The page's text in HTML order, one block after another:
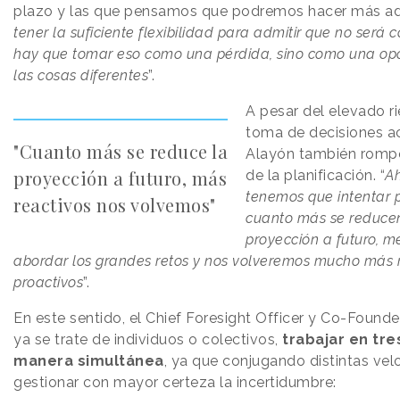
plazo y las que pensamos que podremos hacer más
tener la suficiente flexibilidad para admitir que no será
hay que tomar eso como una pérdida, sino como una
las cosas diferentes”.
"Cuanto más se reduce la
proyección a futuro, más
reactivos nos volvemos"
A pesar del elevado
toma de decisiones
Alayón también
de la planificación. “
tenemos que intentar
cuanto más se
proyección a futuro,
abordar los grandes retos y nos volveremos mucho más
proactivos”.
En este sentido, el Chief Foresight Officer y Co-
ya se trate de individuos o colectivos, trabajar en
manera simultánea, ya que conjugando distintas
gestionar con mayor certeza la incertidumbre: